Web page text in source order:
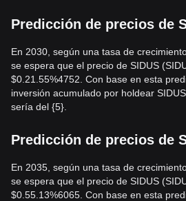
Predicción de precios de
En 2030, según una tasa de
se espera que el precio de SIDUS
$0.21.55%4752. Con base en esta
inversión acumulado por holdear
sería del {5}.
Predicción de precios de
En 2035, según una tasa de
se espera que el precio de SIDUS
$0.55.13%6065. Con base en esta